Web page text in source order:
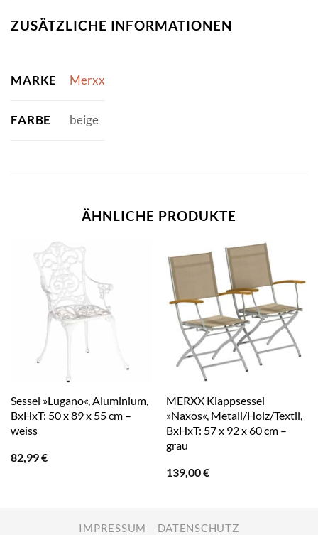
ZUSÄTZLICHE INFORMATIONEN
MARKE Merxx
FARBE beige
ÄHNLICHE PRODUKTE
Sessel »Lugano«, Aluminium,
BxHxT: 50 x 89 x 55 cm –
weiss
82,99€
MERXX Klappsessel
»Naxos«, Metall/Holz/Textil,
BxHxT: 57 x 92 x 60 cm –
grau
139,00€
IMPRESSUM DATENSCHUTZ